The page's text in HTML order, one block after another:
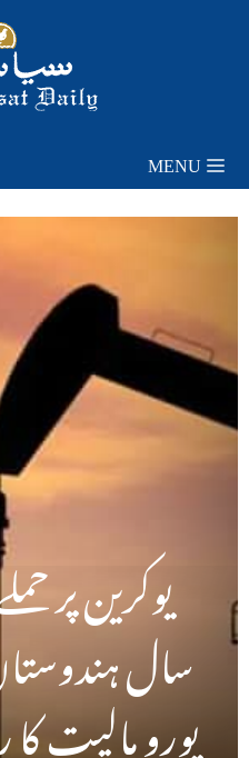
MENU
یوکرین پر
یورو مالیت